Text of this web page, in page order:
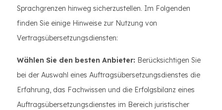
Sprachgrenzen hinweg sicherzustellen. Im Folgenden
finden Sie einige Hinweise zur Nutzung von
Vertragsübersetzungsdiensten:
Wählen Sie den besten Anbieter: Berücksichtigen Sie
bei der Auswahl eines Auftragsübersetzungsdienstes die
Erfahrung, das Fachwissen und die Erfolgsbilanz eines
Auftragsübersetzungsdienstes im Bereich juristischer